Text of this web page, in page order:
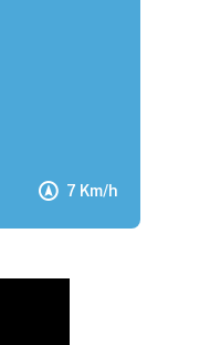
7 Km/h